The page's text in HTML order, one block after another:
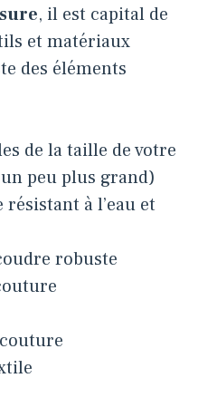
, il est capital de
et matériaux
des éléments
de la taille de votre
peu plus grand)
à l’eau et
robuste